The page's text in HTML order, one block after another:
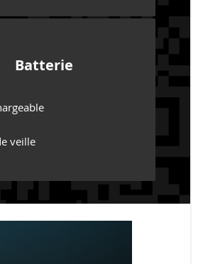
Batterie
veille